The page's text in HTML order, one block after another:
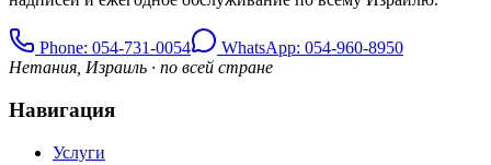
Phone: 054-731-0054
WhatsApp: 054-960-8950
Нетания, Израиль · по всей стране
Навигация
Услуги